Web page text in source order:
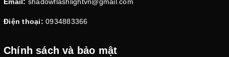
Email: shadowflashlightvn@gmail.com
Điện thoại: 0934883366
Chính sách và bảo mật